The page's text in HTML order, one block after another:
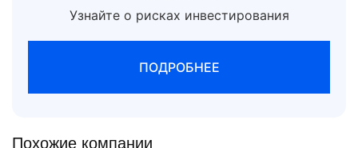
Узнайте о рисках инвестирования
ПОДРОБНЕЕ
Похожие компании